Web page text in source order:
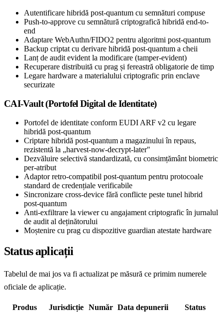
Autentificare hibridă post-quantum cu semnături compuse
Push-to-approve cu semnătură criptografică hibridă end-to-
end
Adaptare WebAuthn/FIDO2 pentru algoritmi post-quantum
Backup criptat cu derivare hibridă post-quantum a cheii
Lanț de audit evident la modificare (tamper-evident)
Recuperare distribuită cu prag și fereastră obligatorie de timp
Legare hardware a materialului criptografic prin enclave
securizate
CAI-Vault (Portofel Digital de Identitate)
Portofel de identitate conform EUDI ARF v2 cu legare
hibridă post-quantum
Criptare hibridă post-quantum a magazinului în repaus,
rezistentă la „harvest-now-decrypt-later"
Dezvăluire selectivă standardizată, cu consimțământ biometric
per-atribut
Adaptor retro-compatibil post-quantum pentru protocoale
standard de credențiale verificabile
Sincronizare cross-device fără conflicte peste tunel hibrid
post-quantum
Anti-exfiltrare la viewer cu angajament criptografic în jurnalul
de audit al deținătorului
Moștenire cu prag cu dispozitive guardian atestate hardware
Status aplicații
Tabelul de mai jos va fi actualizat pe măsură ce primim numerele
oficiale de aplicație.
Produs Jurisdicție Număr Data depunerii Status